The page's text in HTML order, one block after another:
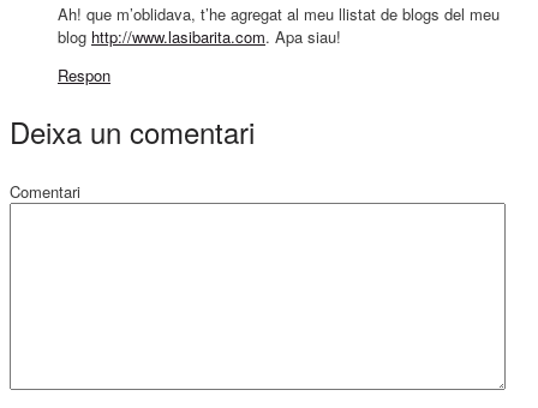
Ah! que m’oblidava, t’he agregat al meu llistat de blogs del meu
blog http://www.lasibarita.com. Apa siau!
Respon
Deixa un comentari
Comentari